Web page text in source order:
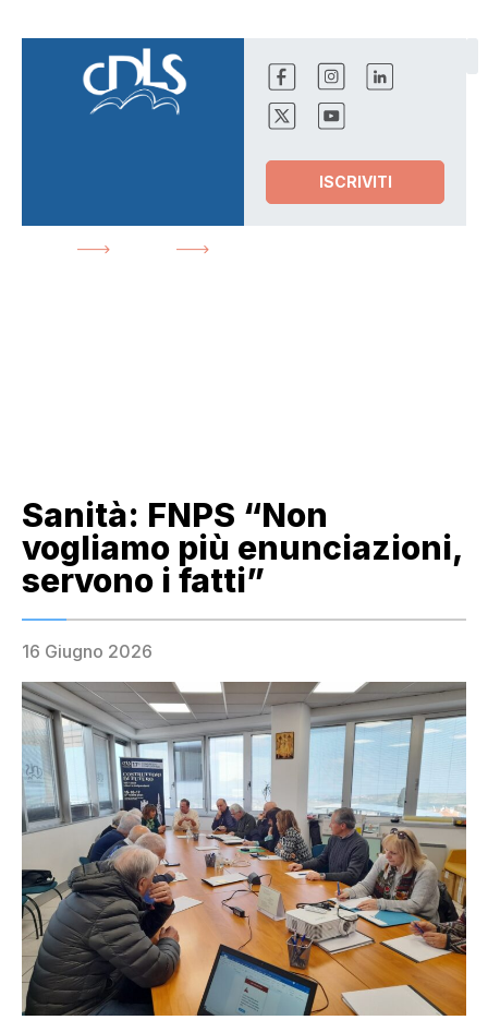
ISCRIVITI
Sanità: FNPS “Non
vogliamo più enunciazioni,
servono i fatti”
16 Giugno 2026